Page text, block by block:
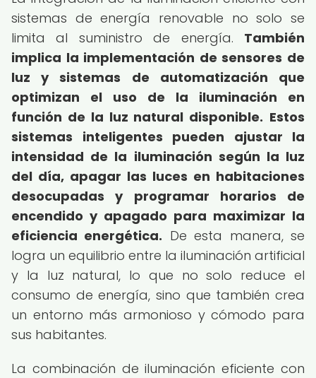
sistemas de energía renovable no solo se
limita al suministro de energía. También
implica la implementación de sensores de
luz y sistemas de automatización que
optimizan el uso de la iluminación en
función de la luz natural disponible. Estos
sistemas inteligentes pueden ajustar la
intensidad de la iluminación según la luz
del día, apagar las luces en habitaciones
desocupadas y programar horarios de
encendido y apagado para maximizar la
eficiencia energética. De esta manera, se
logra un equilibrio entre la iluminación artificial
y la luz natural, lo que no solo reduce el
consumo de energía, sino que también crea
un entorno más armonioso y cómodo para
sus habitantes.
La combinación de iluminación eficiente con